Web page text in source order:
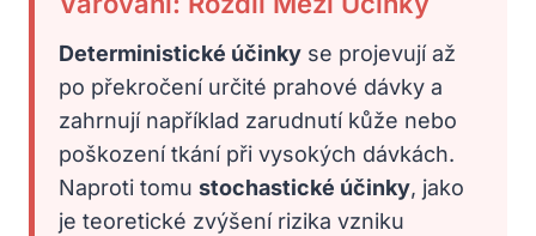
Deterministické účinky se projevují až
po překročení určité prahové dávky a
zahrnují například zarudnutí kůže nebo
poškození tkání při vysokých dávkách.
Naproti tomu stochastické účinky, jako
je teoretické zvýšení rizika vzniku